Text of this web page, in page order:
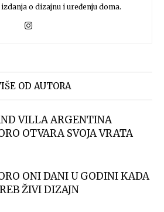
o dizajnu i uređenju doma.
OD AUTORA
VILLA ARGENTINA
OTVARA SVOJA VRATA
ONI DANI U GODINI KADA
ŽIVI DIZAJN